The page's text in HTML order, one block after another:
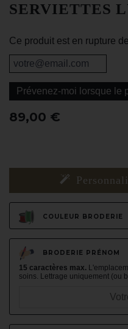
SERVIETTES
COULEUR BRODERIE
BRODERIE PRÉNOM
15 caractères max.
soins. Lettrage uniquement (ou
89,00 €
Ce produit est en rupture
Prévenez-moi lorsque le